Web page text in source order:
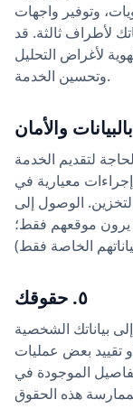
وتوفير واجهات
لأطراف ثالثة. قد
لأغراض التحليل
وتحسين الخدمة.
لتقديم الخدمة
إجراءات معيارية في
التخزين. الوصول إلى
يرون موقعهم فقط؛
٥. حقوقك
بياناتك الشخصية
تقييد بعض عمليات
الموجودة في